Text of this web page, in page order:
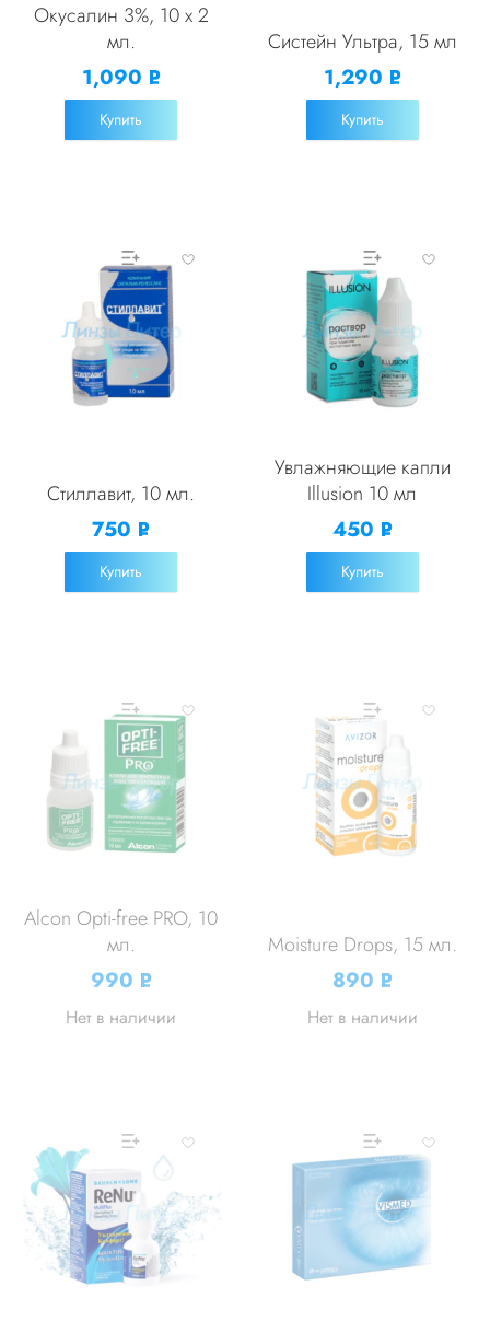
Окусалин 3%, 10 x 2
мл.
1,090 Р
УБ.
Купить
Систейн Ультра, 15 мл
1,290 Р
УБ.
Купить
Стиллавит, 10 мл.
750 Р
УБ.
Купить
Увлажняющие капли
Illusion 10 мл
450 Р
УБ.
Купить
Alcon Opti-free PRO, 10
мл.
990 Р
Нет в наличии
Moisture Drops, 15 мл.
890 Р
Нет в наличии